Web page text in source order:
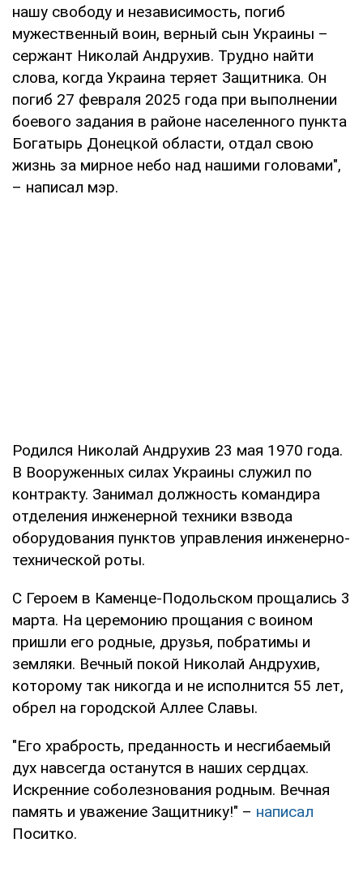
нашу свободу и независимость, погиб
мужественный воин, верный сын Украины –
сержант Николай Андрухив. Трудно найти
слова, когда Украина теряет Защитника. Он
погиб 27 февраля 2025 года при выполнении
боевого задания в районе населенного пункта
Богатырь Донецкой области, отдал свою
жизнь за мирное небо над нашими головами",
– написал мэр.
Родился Николай Андрухив 23 мая 1970 года.
В Вооруженных силах Украины служил по
контракту. Занимал должность командира
отделения инженерной техники взвода
оборудования пунктов управления инженерно-
технической роты.
С Героем в Каменце-Подольском прощались 3
марта. На церемонию прощания с воином
пришли его родные, друзья, побратимы и
земляки. Вечный покой Николай Андрухив,
которому так никогда и не исполнится 55 лет,
обрел на городской Аллее Славы.
"Его храбрость, преданность и несгибаемый
дух навсегда останутся в наших сердцах.
Искренние соболезнования родным. Вечная
память и уважение Защитнику!" – написал
Поситко.